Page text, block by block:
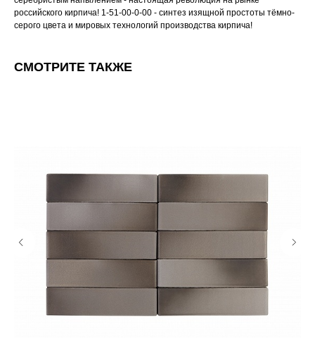
российского кирпича! 1-51-00-0-00 - синтез изящной простоты тёмно-
серого цвета и мировых технологий производства кирпича!
СМОТРИТЕ ТАКЖЕ